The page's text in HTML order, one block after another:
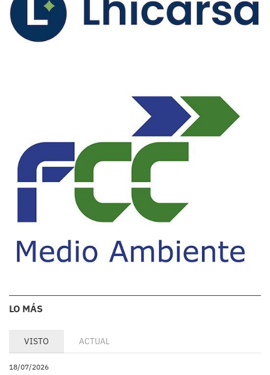
LO MÁS
VISTO ACTUAL
18/07/2026